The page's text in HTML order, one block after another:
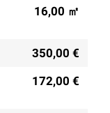
16,00 ㎡
350,00 €
172,00 €